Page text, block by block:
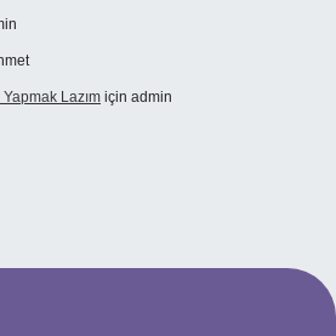
Lazım için admin